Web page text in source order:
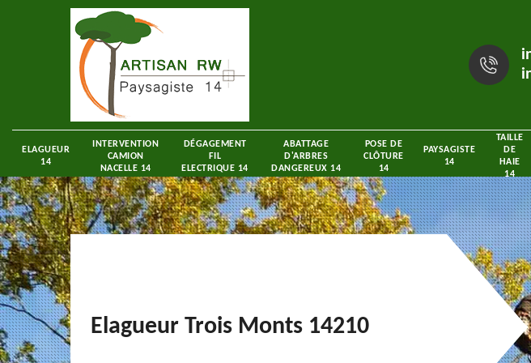
ELAGUEUR
14
INTERVENTION
CAMION
NACELLE 14
DÉGAGEMENT
FIL
ELECTRIQUE 14
ABATTAGE
D'ARBRES
DANGEREUX 14
POSE DE
CLÔTURE
14
PAYSAGISTE
14
TAILLE
DE
HAIE
14
Elagueur Trois Monts 14210